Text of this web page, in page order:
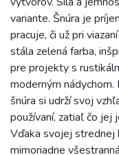
variante. Šnúra je
pracuje, či už pri
stála zelená farba,
pre projekty s
moderným nádychom.
šnúra si udrží svoj
používaní, zatiaľ čo jej
Vďaka svojej strednej
mimoriadne